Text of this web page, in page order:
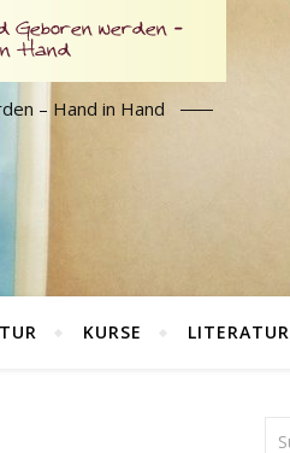
– Hand in Hand
KURSE LITERATUR